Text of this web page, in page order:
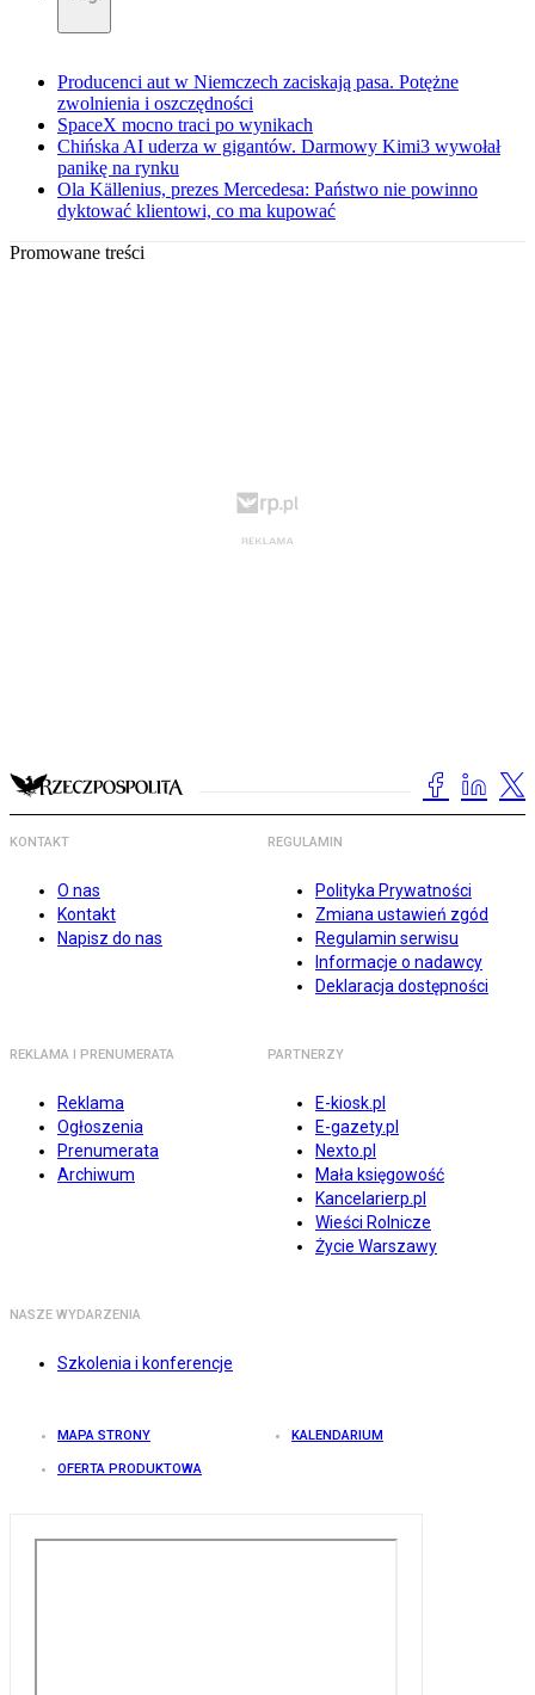
Producenci aut w Niemczech zaciskają pasa. Potężne
zwolnienia i oszczędności
SpaceX mocno traci po wynikach
Chińska AI uderza w gigantów. Darmowy Kimi3 wywołał
panikę na rynku
Ola Källenius, prezes Mercedesa: Państwo nie powinno
dyktować klientowi, co ma kupować
Promowane treści
KONTAKT
O nas
Kontakt
Napisz do nas
REGULAMIN
Polityka Prywatności
Zmiana ustawień zgód
Regulamin serwisu
Informacje o nadawcy
Deklaracja dostępności
REKLAMA I PRENUMERATA
Reklama
Ogłoszenia
Prenumerata
Archiwum
PARTNERZY
E-kiosk.pl
E-gazety.pl
Nexto.pl
Mała księgowość
Kancelarierp.pl
Wieści Rolnicze
Życie Warszawy
NASZE WYDARZENIA
Szkolenia i konferencje
MAPA STRONY KALENDARIUM
OFERTA PRODUKTOWA